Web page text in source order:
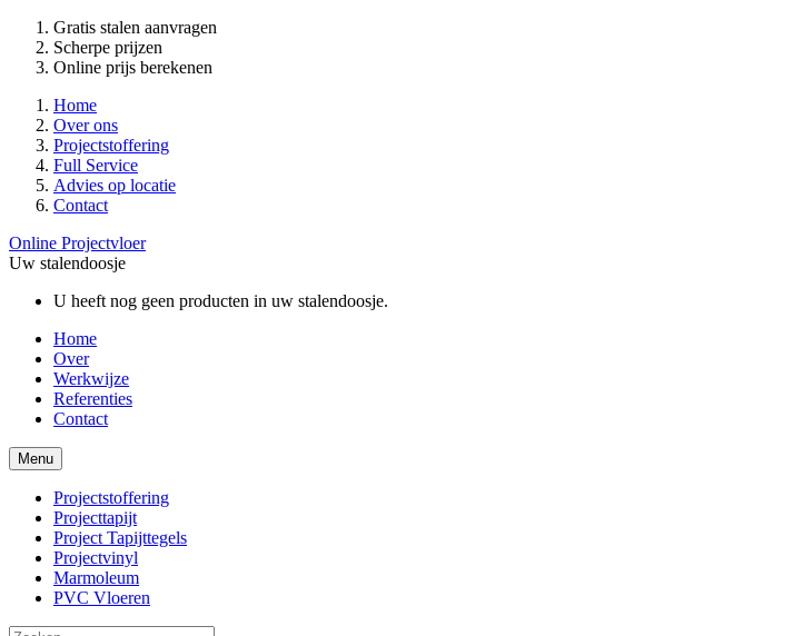
Gratis stalen aanvragen
Scherpe prijzen
Online prijs berekenen
Home
Over ons
Projectstoffering
Full Service
Advies op locatie
Contact
Online Projectvloer
Uw stalendoosje
U heeft nog geen producten in uw stalendoosje.
Home
Over
Werkwijze
Referenties
Contact
Menu
Projectstoffering
Projecttapijt
Project Tapijttegels
Projectvinyl
Marmoleum
PVC Vloeren